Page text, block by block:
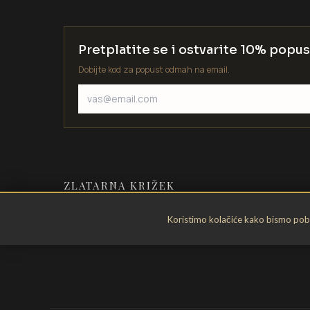
Koristimo kolačiće kako bismo
Pretplatite se i ostvarite 10%
Dobijte kod za popust odmah na email.
ZLATARNA KRIŽEK